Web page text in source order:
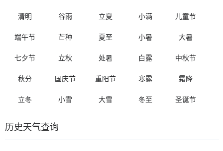
清明 谷雨 立夏 小满 儿童节
端午节 芒种 夏至 小暑 大暑
七夕节 立秋 处暑 白露 中秋节
秋分 国庆节 重阳节 寒露 霜降
立冬 小雪 大雪 冬至 圣诞节
历史天气查询